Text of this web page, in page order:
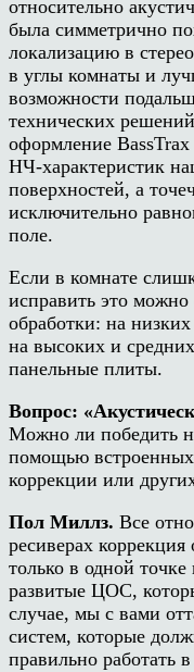
относительно
была симметрично
локализацию в
в углы комнаты и
возможности
технических
оформление BassTrax
НЧ-характеристик
поверхностей, а
исключительно
поле.
Если в комнате
исправить это можно
обработки: на
на высоких и
панельные плиты.
Вопрос: «
Можно ли победить
помощью
коррекции или
Пол Миллз. Все
ресиверах
только в одной
развитые ЦОС,
случае, мы с вами
систем, которые
правильно работать